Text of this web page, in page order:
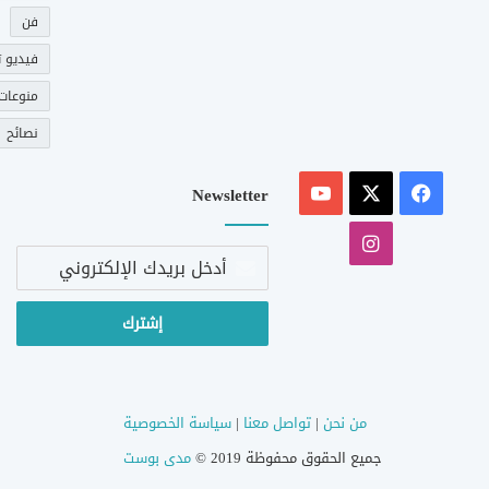
فن
فيديو
نصائح
فيسبوك
‫YouTube
انستقرام
Newsletter
أدخل
الإلكتروني
من نحن |تواصل معنا |سياسة الخصوصية
جميع الحقوق محفوظة 2019 ©
مدى بوست